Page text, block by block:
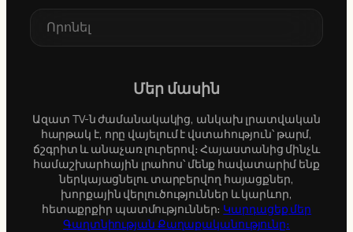
Մեր մասին
Ազատ TV-ն ժամանակակից, անկախ լրատվական
հարթակ է, որը վայելում է վստահություն՝ թարմ,
ճշգրիտ և անաչառ լուրերով։ Հայաստանից մինչև
համաշխարհային լրահոս՝ մենք հավատարիմ ենք
ներկայացնելու տարբերվող հայացքներ,
խորքային վերլուծություններ և կարևոր,
հետաքրքիր պատմություններ։ Կարդացեք մեր
Գաղտնիության Քաղաքականությունը։